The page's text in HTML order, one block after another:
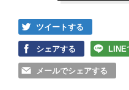
ツイートする
シェアする LINE
メールでシェアする